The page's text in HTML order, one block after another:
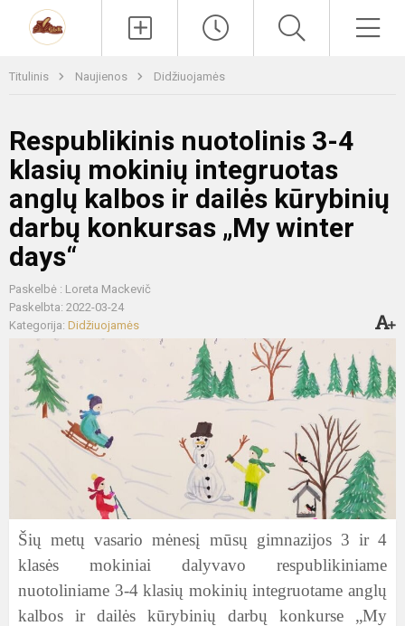
Titulinis Naujienos Didžiuojamės
Respublikinis nuotolinis 3-4
klasių mokinių integruotas
anglų kalbos ir dailės kūrybinių
darbų konkursas „My winter
days“
Paskelbė : Loreta Mackevič
Paskelbta: 2022-03-24
Kategorija: Didžiuojamės
Šių metų vasario mėnesį mūsų gimnazijos 3 ir 4
klasės mokiniai dalyvavo respublikiniame
nuotoliniame 3-4 klasių mokinių integruotame anglų
kalbos ir dailės kūrybinių darbų konkurse „My